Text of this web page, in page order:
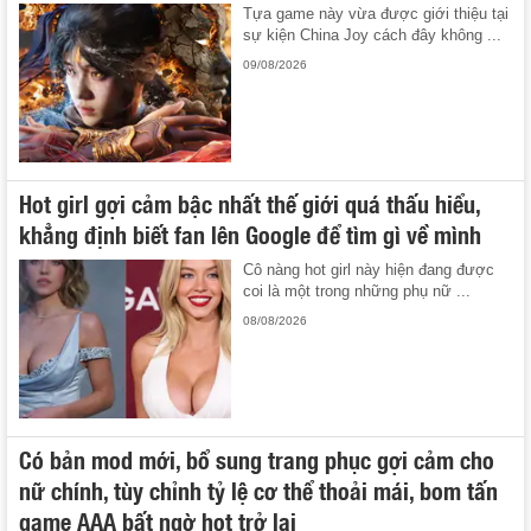
Tựa game này vừa được giới thiệu tại
sự kiện China Joy cách đây không ...
09/08/2026
Hot girl gợi cảm bậc nhất thế giới quá thấu hiểu,
khẳng định biết fan lên Google để tìm gì về mình
Cô nàng hot girl này hiện đang được
coi là một trong những phụ nữ ...
08/08/2026
Có bản mod mới, bổ sung trang phục gợi cảm cho
nữ chính, tùy chỉnh tỷ lệ cơ thể thoải mái, bom tấn
game AAA bất ngờ hot trở lại